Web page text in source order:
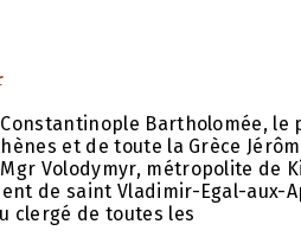
Bartholomée, le
et de toute la Grèce
Volodymyr, métropolite de
de saint Vladimir-Egal-aux-
clergé de toutes les